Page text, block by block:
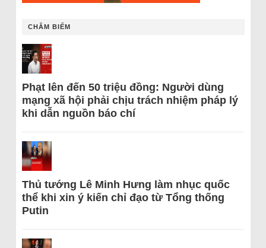
CHÂM BIẾM
Phạt lên đến 50 triệu đồng: Người dùng
mạng xã hội phải chịu trách nhiệm pháp lý
khi dẫn nguồn báo chí
Thủ tướng Lê Minh Hưng làm nhục quốc
thể khi xin ý kiến chỉ đạo từ Tổng thống
Putin